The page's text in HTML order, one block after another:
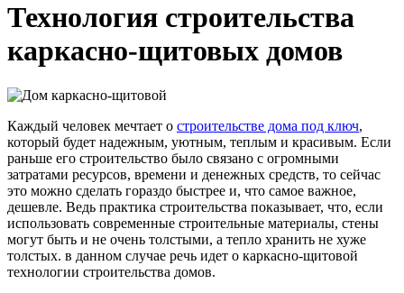
Технология строительства
каркасно-щитовых домов
Каждый человек мечтает о строительстве дома под ключ,
который будет надежным, уютным, теплым и красивым. Если
раньше его строительство было связано с огромными
затратами ресурсов, времени и денежных средств, то сейчас
это можно сделать гораздо быстрее и, что самое важное,
дешевле. Ведь практика строительства показывает, что, если
использовать современные строительные материалы, стены
могут быть и не очень толстыми, а тепло хранить не хуже
толстых. в данном случае речь идет о каркасно-щитовой
технологии строительства домов.